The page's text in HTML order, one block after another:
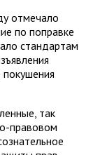
отмечало
по поправке
стандартам
так
правовом